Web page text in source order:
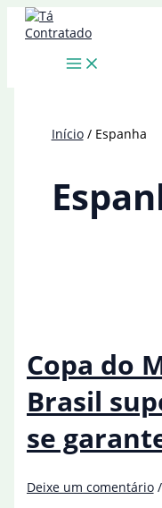
para
Início Espanha
Copa do
Brasil
se
Deixe um comentário /